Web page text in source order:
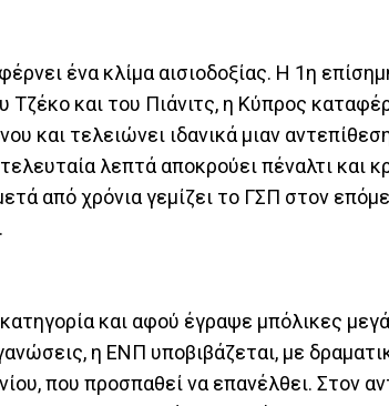
ένα κλίμα αισιοδοξίας. Η 1η
και του Πιάνιτς, η Κύπρος
και τελειώνει ιδανικά μιαν
λεπτά αποκρούει πέναλτι και
από χρόνια γεμίζει το ΓΣΠ στον
και αφού έγραψε μπόλικες
η ΕΝΠ υποβιβάζεται, με
που προσπαθεί να επανέλθει. Στον